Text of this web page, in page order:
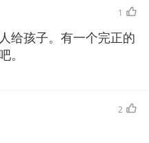
1
给孩子。有一个完正的
。
2